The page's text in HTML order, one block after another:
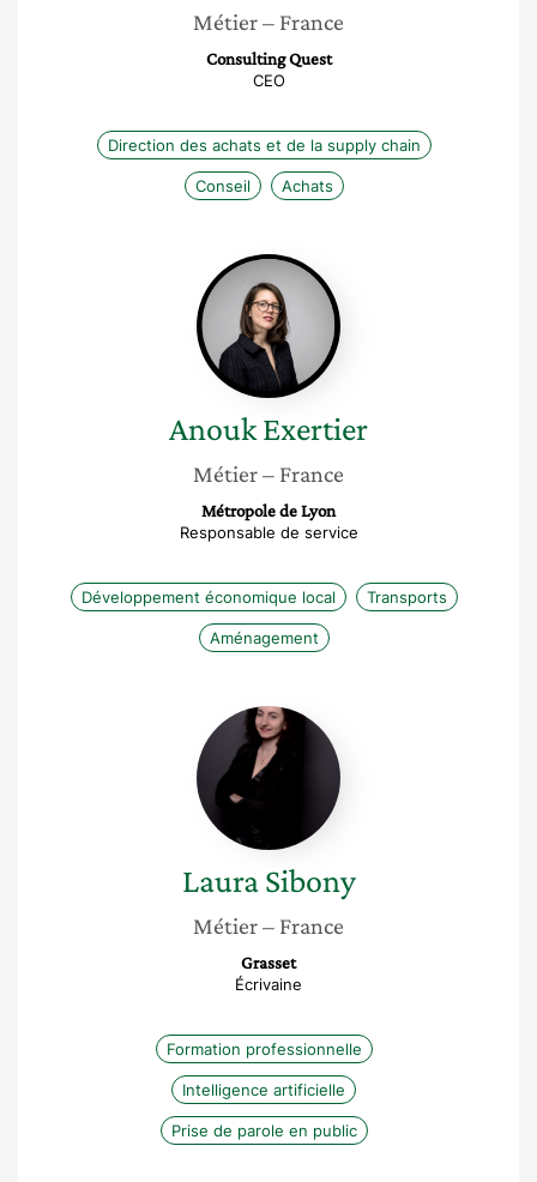
Métier– France
Consulting Quest
CEO
Direction des achats et de la supply chain
Conseil Achats
Anouk
Exertier
AnoukExertier
Métier– France
Métropole de Lyon
Responsable de service
Développement économique local Transports
Aménagement
Laura
Sibony
Laura Sibony
Métier– France
Grasset
Écrivaine
Formation professionnelle
Intelligence artificielle
Prise de parole en public